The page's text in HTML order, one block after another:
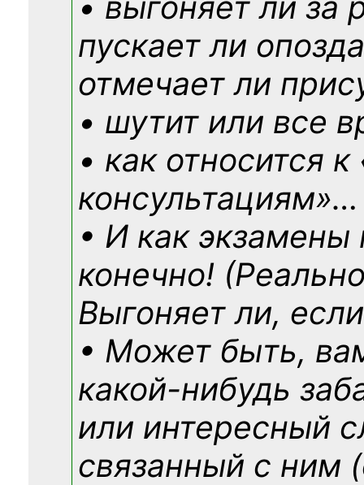
пускает ли
отмечает ли
• шутит или все
• как относится
консультациям»…
• И как экзамены
конечно!
Выгоняет ли,
• Может быть,
какой-нибудь
или интересный
связанный с ним